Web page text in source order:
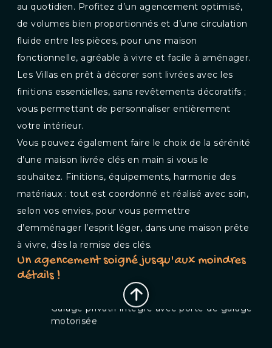
Jardin privatif arboré et sans vis à vis de 35 à
100m²
Garage privatif intégré avec porte de garage
motorisée
Plancher chauffant thermostatique sur 2
au quotidien. Profitez d’un agencement optimisé,
de volumes bien proportionnés et d’une circulation
fluide entre les pièces, pour une maison
fonctionnelle, agréable à vivre et facile à aménager.
Les Villas en prêt à décorer sont livrées avec les
finitions essentielles, sans revêtements décoratifs ;
vous permettant de personnaliser entièrement
votre intérieur.
Vous pouvez également faire le choix de la sérénité
d’une maison livrée clés en main si vous le
souhaitez. Finitions, équipements, harmonie des
matériaux : tout est coordonné et réalisé avec soin,
selon vos envies, pour vous permettre
d’emménager l’esprit léger, dans une maison prête
à vivre, dès la remise des clés.
Un agencement soigné jusqu'aux moindres
détails !